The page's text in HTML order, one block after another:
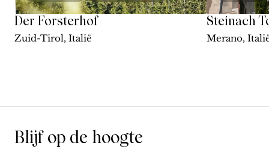
Der Forsterhof
Zuid-Tirol, Italië
Steinach
Merano,
Blijf op de hoogte